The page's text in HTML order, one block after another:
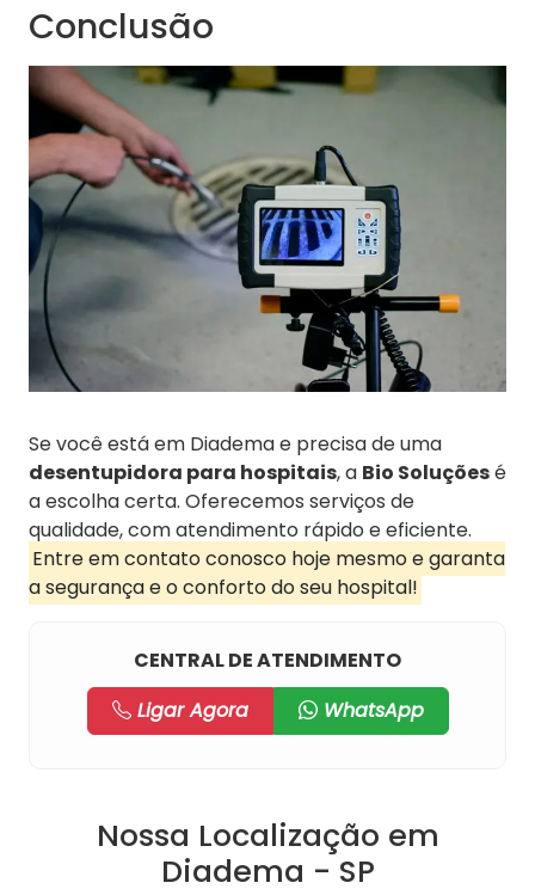
Conclusão
Se você está em Diadema e precisa de uma
desentupidora para hospitais, a Bio Soluçõesé
a escolha certa. Oferecemos serviços de
qualidade, com atendimento rápido e eficiente.
Entre em contato conosco hoje mesmo e garanta
a segurança e o conforto do seu hospital!
CENTRAL DE ATENDIMENTO
Ligar Agora
WhatsApp
Nossa Localização em
Diadema - SP